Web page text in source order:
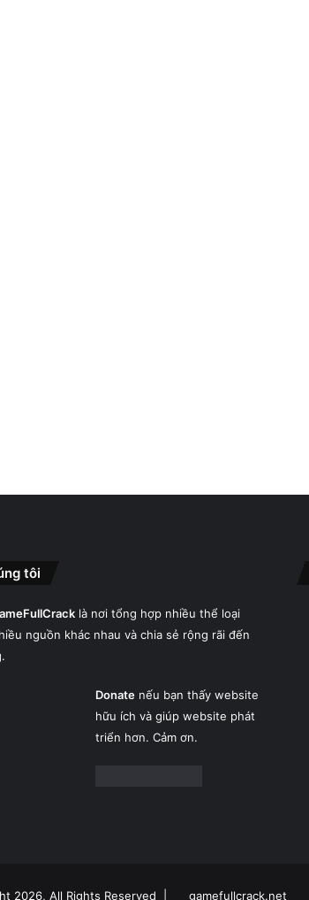
tôi
là nơi tổng hợp nhiều thể loại
nguồn khác nhau và chia sẻ rộng rãi đến
Donatenếu bạn thấy website
hữu ích và giúp website phát
triển hơn. Cảm ơn.
2026, All Rights Reserved | gamefullcrack.net